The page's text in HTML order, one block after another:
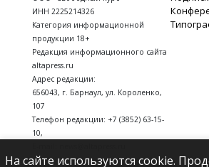
ИНН 2225214326
Категория информационной
продукции 18+
Редакция информационного сайта
altapress.ru
Адрес редакции:
656043, г. Барнаул, ул. Короленко,
107
Телефон редакции: +7 (3852) 63-15-
10,
На сайте используются cookie.